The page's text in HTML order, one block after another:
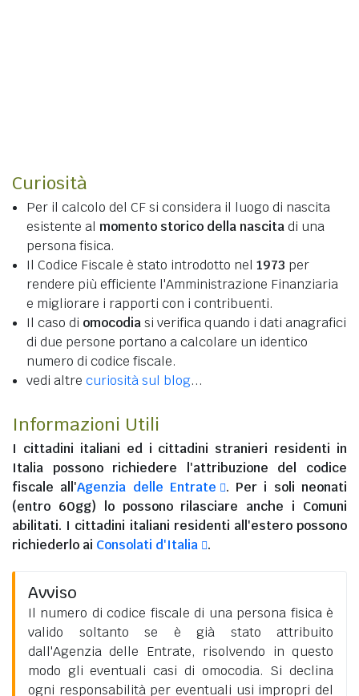
Curiosità
Per il calcolo del CF si considera il luogo di nascita
esistente al momento storico della nascitadi una
persona fisica.
Il Codice Fiscale è stato introdotto nel 1973 per
rendere più efficiente l'Amministrazione Finanziaria
e migliorare i rapporti con i contribuenti.
Il caso di omocodiasi verifica quando i dati anagrafici
di due persone portano a calcolare un identico
numero di codice fiscale.
vedi altre curiosità sul blog...
Informazioni Utili
I cittadini italiani ed i cittadini stranieri residenti in
Italia possono richiedere l'attribuzione del codice
fiscale all'Agenzia delle Entrate
. Per i soli neonati
(entro 60gg) lo possono rilasciare anche i Comuni
abilitati. I cittadini italiani residenti all'esteropossono
richiederlo ai Consolati d'Italia .
Avviso
Il numero di codice fiscale di una persona fisica è
valido soltanto se è già stato attribuito
dall'Agenzia delle Entrate, risolvendo in questo
modo gli eventuali casi di omocodia. Si declina
ogni responsabilità per eventuali usi impropri del